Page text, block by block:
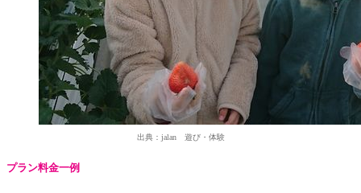
出典：jalan 遊び・体験
プラン料金一例